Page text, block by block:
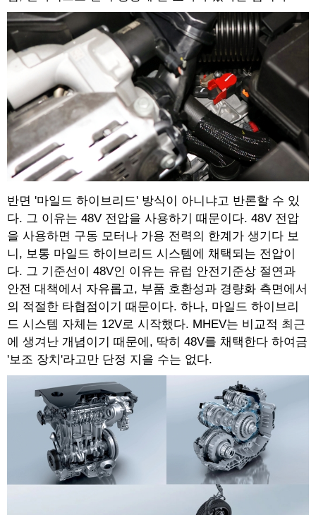
반면 '마일드 하이브리드' 방식이 아니냐고 반론할 수 있
다. 그 이유는 48V 전압을 사용하기 때문이다. 48V 전압
을 사용하면 구동 모터나 가용 전력의 한계가 생기다 보
니, 보통 마일드 하이브리드 시스템에 채택되는 전압이
다. 그 기준선이 48V인 이유는 유럽 안전기준상 절연과
안전 대책에서 자유롭고, 부품 호환성과 경량화 측면에서
의 적절한 타협점이기 때문이다. 하나, 마일드 하이브리
드 시스템 자체는 12V로 시작했다. MHEV는 비교적 최근
에 생겨난 개념이기 때문에, 딱히 48V를 채택한다 하여금
'보조 장치'라고만 단정 지을 수는 없다.